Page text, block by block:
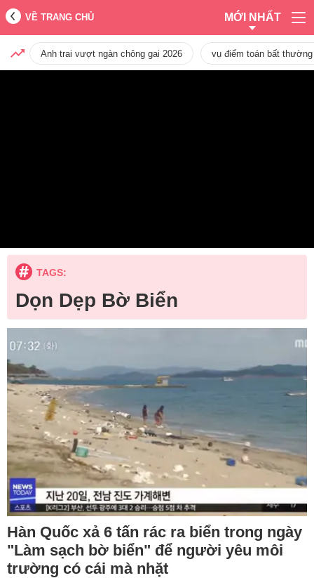
VỀ TRANG CHỦ MỚI NHẤT
Anh trai vượt ngàn chông gai 2026 vụ điểm toán bất
TAGS:
Dọn Dẹp Bờ Biển
Hàn Quốc xả 6 tấn rác ra biển trong ngày
"Làm sạch bờ biển" để người yêu môi
trường có cái mà nhặt